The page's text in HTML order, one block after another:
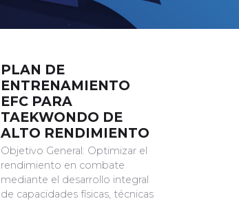
PLAN DE
ENTRENAMIENTO
EFC PARA
TAEKWONDO DE
ALTO RENDIMIENTO
Objetivo General: Optimizar el
rendimiento en combate
mediante el desarrollo integral
de capacidades físicas, técnicas